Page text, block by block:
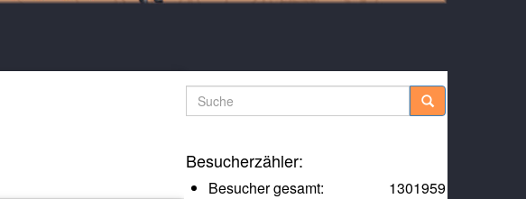
Suche
Besucherzähler:
1301959
Besucher gesamt: